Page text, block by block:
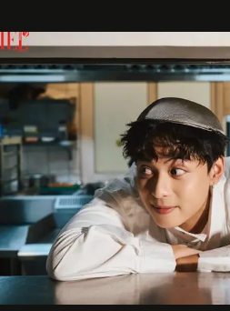
quà tặng ‘Mẫu Đơn Khai Phúc’,
và ‘Nguyệt Sắc Giao Hòa’, gửi
và hạnh phúc viên mãn.